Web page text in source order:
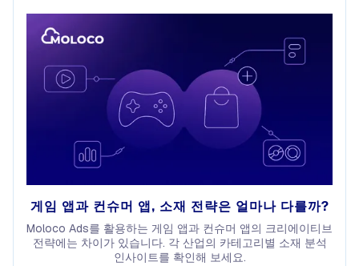
게임 앱과 컨슈머 앱, 소재 전략은 얼마나 다를까?
Moloco Ads를 활용하는 게임 앱과 컨슈머 앱의 크리에이티브
전략에는 차이가 있습니다. 각 산업의 카테고리별 소재 분석
인사이트를 확인해 보세요.